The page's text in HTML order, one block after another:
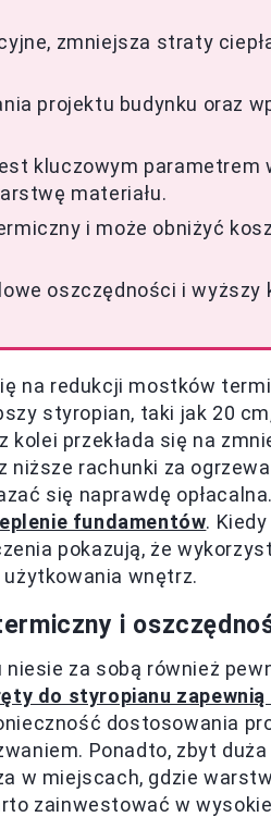
zmniejsza straty
projektu budynku oraz
kluczowym parametrem
materiału.
i może obniżyć
oszczędności i wyższy
na redukcji mostków
styropian, taki jak 20
kolei przekłada się na
niższe rachunki za
się naprawdę
fundamentów.
pokazują, że
wnętrz.
i
za sobą również
do styropianu zapewnią
dostosowania
Ponadto, zbyt
w miejscach, gdzie
zainwestować w